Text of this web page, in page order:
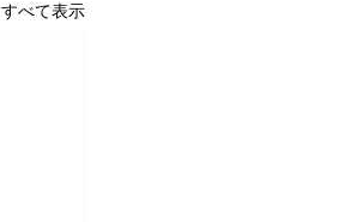
すべて表示